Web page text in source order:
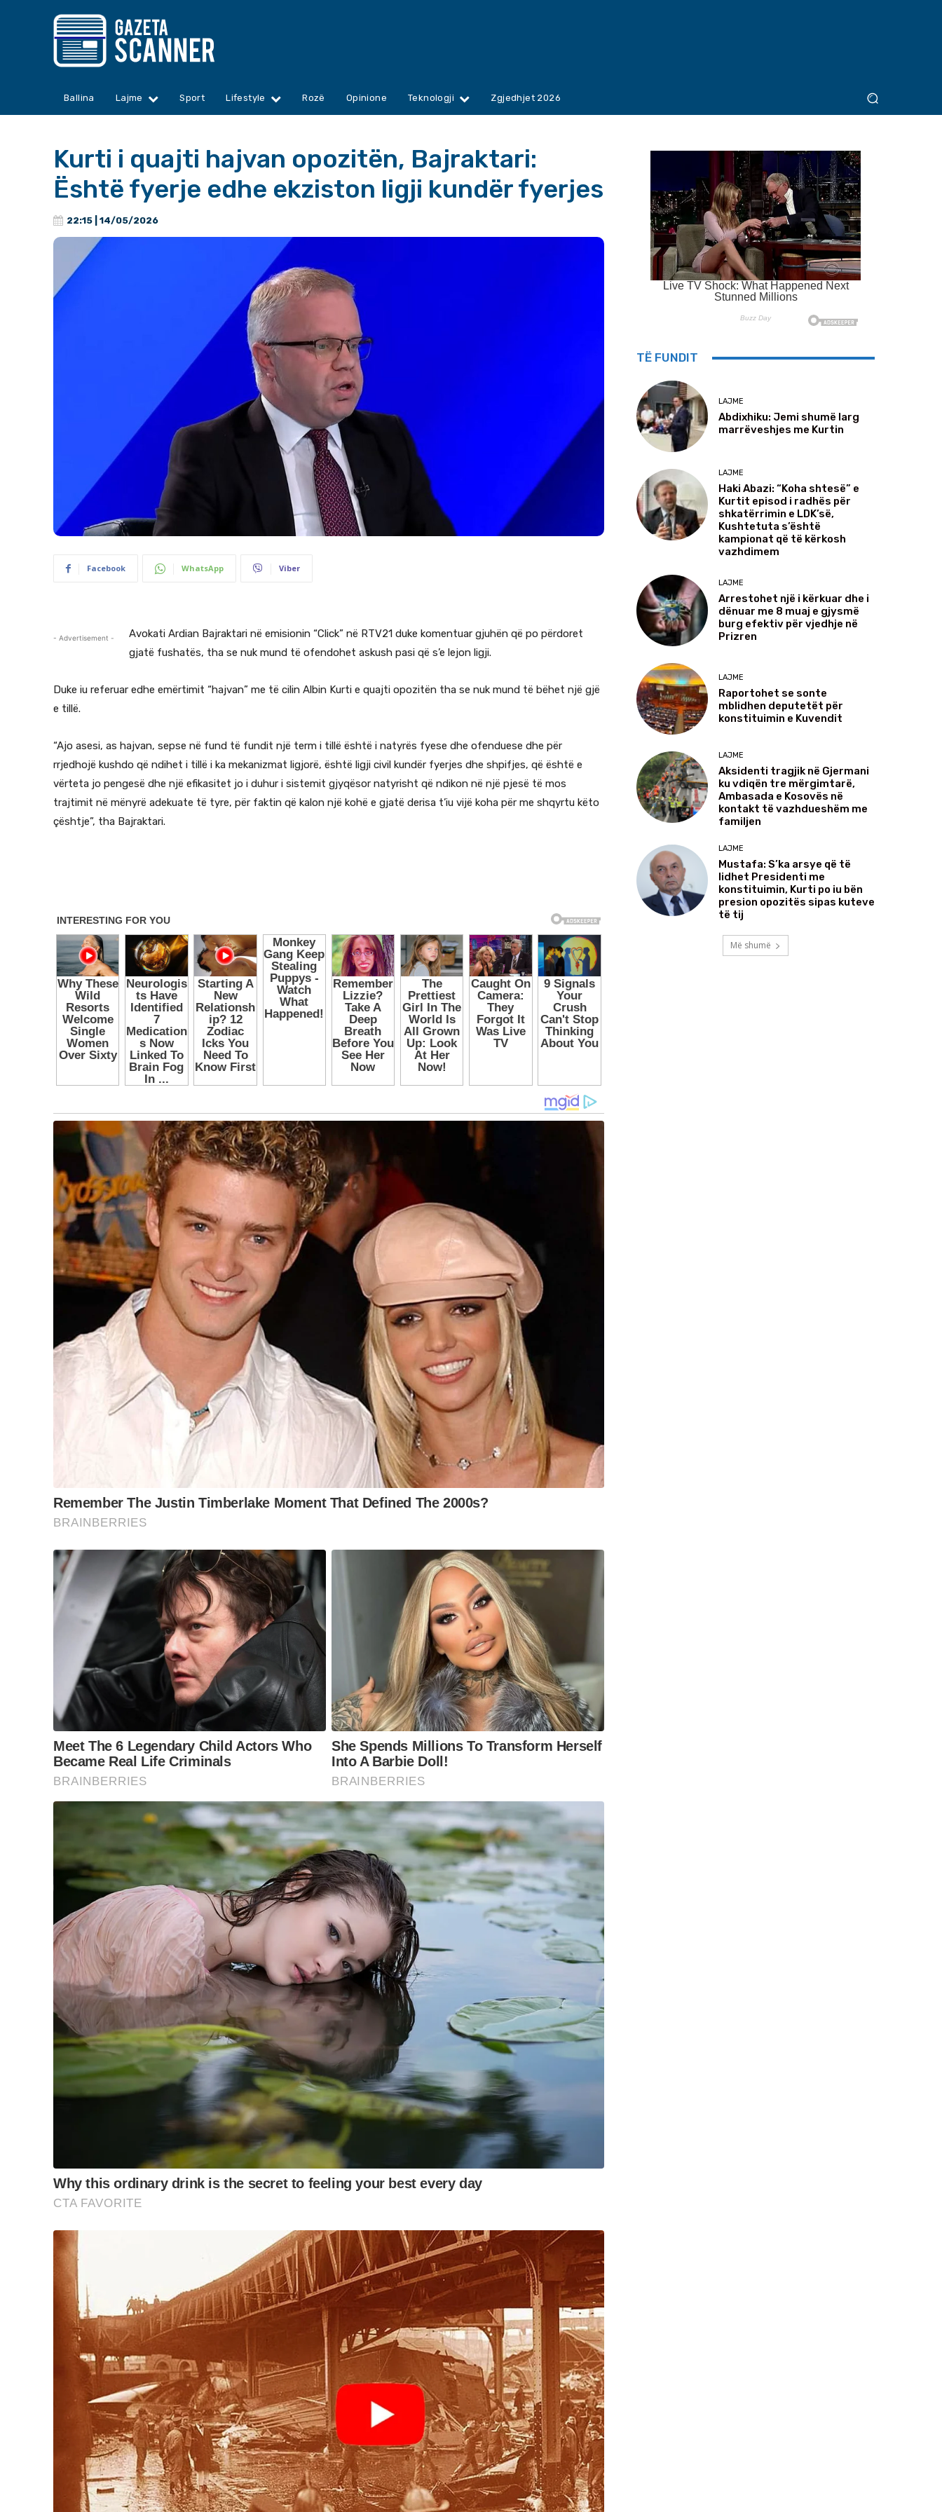
Ballina Lajme Sport Lifestyle Rozë Opinione Teknologji Zgjedhjet 2026
Kurti i quajti hajvan opozitën, Bajraktari:
Është fyerje edhe ekziston ligji kundër fyerjes
22:15 | 14/05/2026
Facebook WhatsApp Viber
- Advertisement -
Avokati Ardian Bajraktari në emisionin “Click” në RTV21 duke komentuar gjuhën që po përdoret
gjatë fushatës, tha se nuk mund të ofendohet askush pasi që s’e lejon ligji.
Duke iu referuar edhe emërtimit “hajvan” me të cilin Albin Kurti e quajti opozitën tha se nuk mund të bëhet një gjë
e tillë.
“Ajo asesi, as hajvan, sepse në fund të fundit një term i tillë është i natyrës fyese dhe ofenduese dhe për
rrjedhojë kushdo që ndihet i tillë i ka mekanizmat ligjorë, është ligji civil kundër fyerjes dhe shpifjes, që është e
vërteta jo pengesë dhe një efikasitet jo i duhur i sistemit gjyqësor natyrisht që ndikon në një pjesë të mos
trajtimit në mënyrë adekuate të tyre, për faktin që kalon një kohë e gjatë derisa t’iu vijë koha për me shqyrtu këto
çështje”, tha Bajraktari.
TË FUNDIT
LAJME
Abdixhiku: Jemi shumë larg
marrëveshjes me Kurtin
LAJME
Haki Abazi: “Koha shtesë” e
Kurtit episod i radhës për
shkatërrimin e LDK’së,
Kushtetuta s’është
kampionat që të kërkosh
vazhdimem
LAJME
Arrestohet një i kërkuar dhe i
dënuar me 8 muaj e gjysmë
burg efektiv për vjedhje në
Prizren
LAJME
Raportohet se sonte
mblidhen deputetët për
konstituimin e Kuvendit
LAJME
Aksidenti tragjik në Gjermani
ku vdiqën tre mërgimtarë,
Ambasada e Kosovës në
kontakt të vazhdueshëm me
familjen
LAJME
Mustafa: S’ka arsye që të
lidhet Presidenti me
konstituimin, Kurti po iu bën
presion opozitës sipas kuteve
të tij
Më shumë